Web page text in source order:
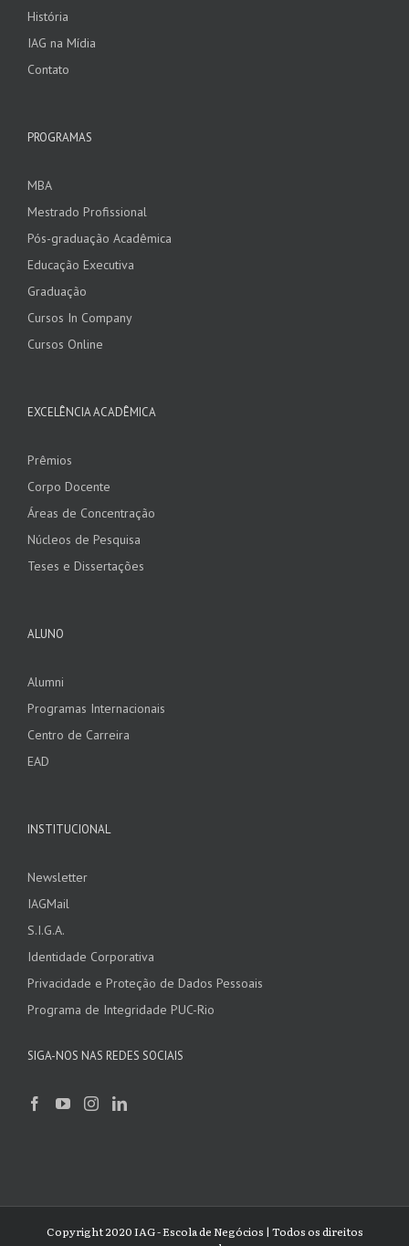
História
IAG na Mídia
Contato
PROGRAMAS
MBA
Mestrado Profissional
Pós-graduação Acadêmica
Educação Executiva
Graduação
Cursos In Company
Cursos Online
EXCELÊNCIA ACADÊMICA
Prêmios
Corpo Docente
Áreas de Concentração
Núcleos de Pesquisa
Teses e Dissertações
ALUNO
Alumni
Programas Internacionais
Centro de Carreira
EAD
INSTITUCIONAL
Newsletter
IAGMail
S.I.G.A.
Identidade Corporativa
Privacidade e Proteção de Dados Pessoais
Programa de Integridade PUC-Rio
SIGA-NOS NAS REDES SOCIAIS
Copyright 2020 IAG - Escola de Negócios | Todos os direitos